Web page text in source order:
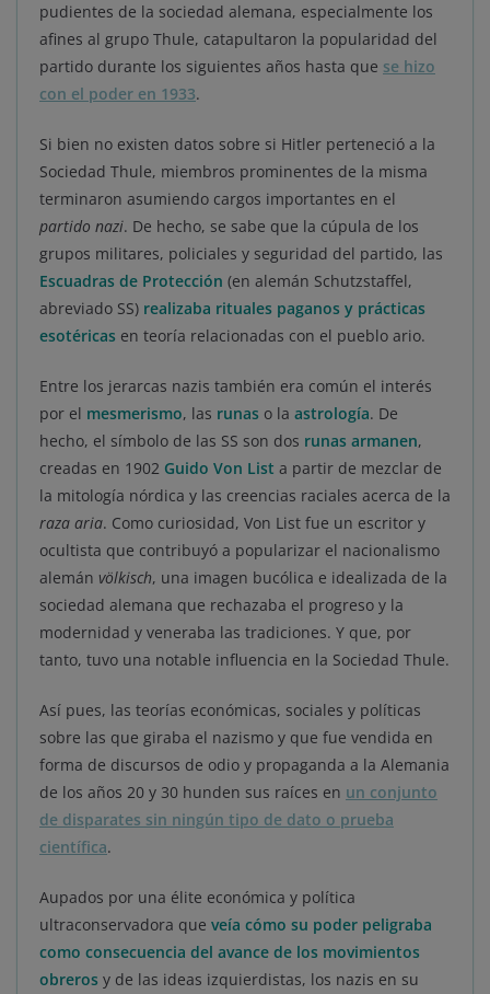
pudientes de la sociedad alemana, especialmente los
afines al grupo Thule, catapultaron la popularidad del
partido durante los siguientes años hasta que se hizo
con el poder en 1933.
Si bien no existen datos sobre si Hitler perteneció a la
Sociedad Thule, miembros prominentes de la misma
terminaron asumiendo cargos importantes en el
partido nazi. De hecho, se sabe que la cúpula de los
grupos militares, policiales y seguridad del partido, las
Escuadras de Protección (en alemán Schutzstaffel,
abreviado SS) realizaba rituales paganos y prácticas
esotéricas en teoría relacionadas con el pueblo ario.
Entre los jerarcas nazis también era común el interés
por el mesmerismo, las runas o la astrología. De
hecho, el símbolo de las SS son dos runas armanen,
creadas en 1902 Guido Von List a partir de mezclar de
la mitología nórdica y las creencias raciales acerca de la
raza aria. Como curiosidad, Von List fue un escritor y
ocultista que contribuyó a popularizar el nacionalismo
alemán völkisch, una imagen bucólica e idealizada de la
sociedad alemana que rechazaba el progreso y la
modernidad y veneraba las tradiciones. Y que, por
tanto, tuvo una notable influencia en la Sociedad Thule.
Así pues, las teorías económicas, sociales y políticas
sobre las que giraba el nazismo y que fue vendida en
forma de discursos de odio y propaganda a la Alemania
de los años 20 y 30 hunden sus raíces en un conjunto
de disparates sin ningún tipo de dato o prueba
científica.
Aupados por una élite económica y política
ultraconservadora que veía cómo su poder peligraba
como consecuencia del avance de los movimientos
obreros y de las ideas izquierdistas, los nazis en su